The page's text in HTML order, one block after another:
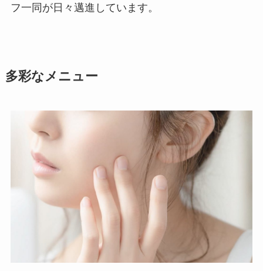
フ一同が日々邁進しています。
多彩なメニュー